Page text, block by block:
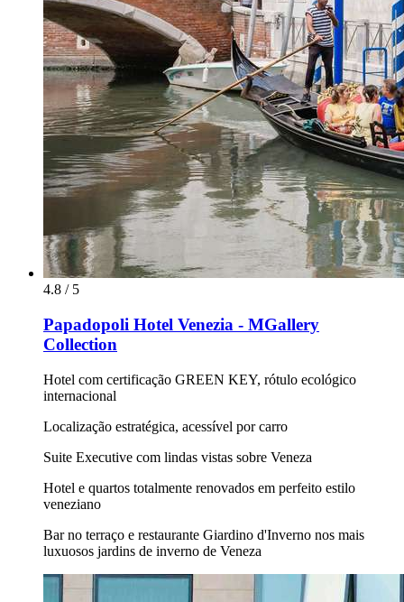
4.8 / 5
Papadopoli Hotel Venezia - MGallery
Collection
Hotel com certificação GREEN KEY, rótulo ecológico
internacional
Localização estratégica, acessível por carro
Suite Executive com lindas vistas sobre Veneza
Hotel e quartos totalmente renovados em perfeito estilo
veneziano
Bar no terraço e restaurante Giardino d'Inverno nos mais
luxuosos jardins de inverno de Veneza